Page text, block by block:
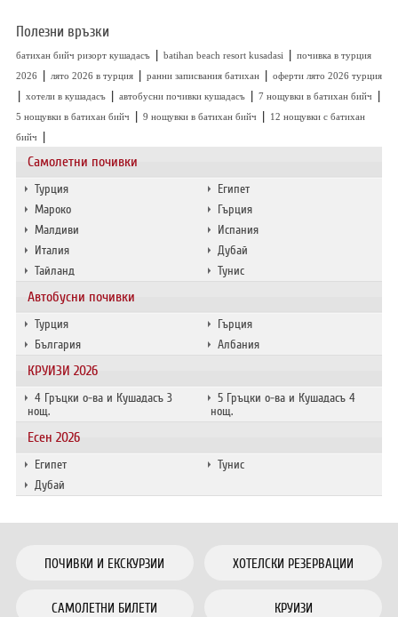
Самолетни почивки
Турция
Египет
Мароко
Гърция
Малдиви
Испания
Италия
Дубай
Тайланд
Тунис
Автобусни почивки
Турция
Гърция
България
Албания
КРУИЗИ 2026
4 Гръцки о-ва и Кушадасъ 3
нощ.
5 Гръцки о-ва и Кушадасъ 4
нощ.
Есен 2026
Египет
Тунис
Дубай
Полезни връзки
батихан бийч ризорт кушадасъ | batihan beach resort kusadasi | почивка в турция
2026 | лято 2026 в турция | ранни записвания батихан | оферти лято 2026 турция
| хотели в кушадасъ | автобусни почивки кушадасъ | 7 нощувки в батихан бийч |
5 нощувки в батихан бийч | 9 нощувки в батихан бийч | 12 нощувки с батихан
бийч
|
ПОЧИВКИ И ЕКСКУРЗИИ ХОТЕЛСКИ РЕЗЕРВАЦИИ
САМОЛЕТНИ БИЛЕТИ КРУИЗИ